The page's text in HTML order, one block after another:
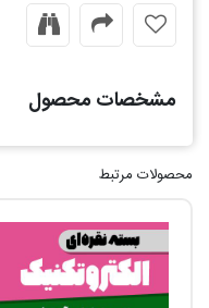
مشخصات محصول
محصولات مرتبط